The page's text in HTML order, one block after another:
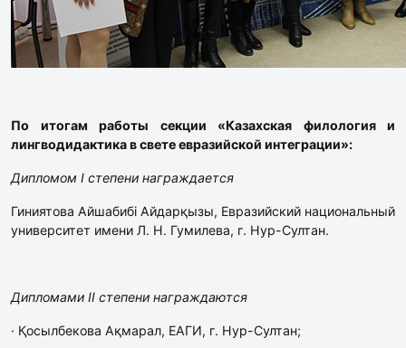
По итогам работы секции «Казахская филология и
лингводидактика в свете евразийской интеграции»:
Дипломом I степени награждается
Гиниятова Айшабибі Айдарқызы, Евразийский национальный
университет имени Л. Н. Гумилева, г. Нур-Султан.
Дипломами II степени награждаются
· Қосылбекова Ақмарал, ЕАГИ, г. Нур-Султан;